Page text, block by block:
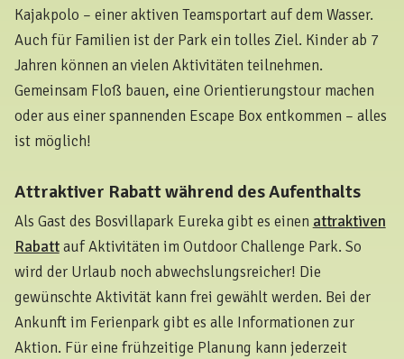
Kajakpolo – einer aktiven Teamsportart auf dem Wasser.
Auch für Familien ist der Park ein tolles Ziel. Kinder ab 7
Jahren können an vielen Aktivitäten teilnehmen.
Gemeinsam Floß bauen, eine Orientierungstour machen
oder aus einer spannenden Escape Box entkommen – alles
ist möglich!
Attraktiver Rabatt während des Aufenthalts
Als Gast des Bosvillapark Eureka gibt es einen attraktiven
Rabattauf Aktivitäten im Outdoor Challenge Park. So
wird der Urlaub noch abwechslungsreicher! Die
gewünschte Aktivität kann frei gewählt werden. Bei der
Ankunft im Ferienpark gibt es alle Informationen zur
Aktion. Für eine frühzeitige Planung kann jederzeit